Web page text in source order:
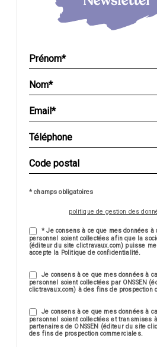
* champs obligatoires
politique de gestion des
* Je consens à ce que mes données à
personnel soient collectées afin que la
(éditeur du site clictravaux.com) puisse
accepte la Politique de confidentialité.
Je consens à ce que mes données à
personnel soient collectées par ONSSEN
clictravaux.com) à des fins de prospection
Je consens à ce que mes données à
personnel soient collectées et transmises
partenaires de ONSSEN (éditeur du site
des fins de prospection commerciales.